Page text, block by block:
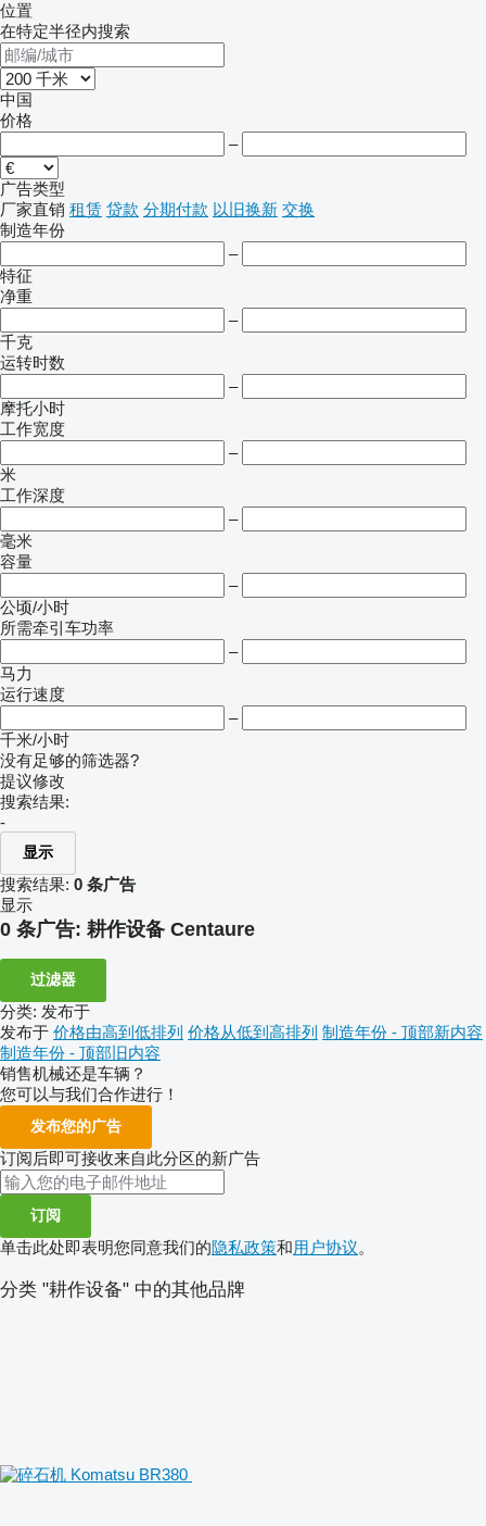
位置
在特定半径内搜索
中国
价格
–
广告类型
厂家直销 租赁 贷款 分期付款 以旧换新 交换
制造年份
–
特征
净重
–
千克
运转时数
–
摩托小时
工作宽度
–
米
工作深度
–
毫米
容量
–
公顷/小时
所需牵引车功率
–
马力
运行速度
–
千米/小时
没有足够的筛选器?
提议修改
搜索结果:
-
显示
搜索结果: 0 条广告
显示
0 条广告: 耕作设备 Centaure
过滤器
分类: 发布于
发布于 价格由高到低排列 价格从低到高排列 制造年份 - 顶部新内容
制造年份 - 顶部旧内容
销售机械还是车辆？
您可以与我们合作进行！
发布您的广告
订阅后即可接收来自此分区的新广告
订阅
单击此处即表明您同意我们的隐私政策和用户协议。
分类 "耕作设备" 中的其他品牌